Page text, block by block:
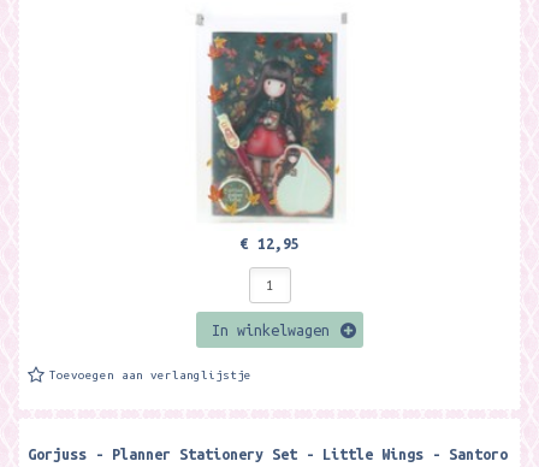
€ 12,95
In winkelwagen
Toevoegen aan verlanglijstje
Gorjuss - Planner Stationery Set - Little Wings - Santoro